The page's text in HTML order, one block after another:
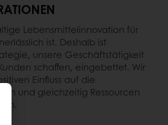
Lebensmittelinnovation für
ist. Deshalb ist
unsere Geschäftstätigkeit
schaffen, eingebettet. Wir
Einfluss auf die
und gleichzeitig Ressourcen